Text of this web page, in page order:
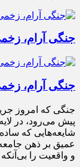
جنگی آرام،
جنگی آرام،
جنگی که امروز
پیش می‌رود، در
شایعه‌هایی که
عمیق بر ذهن
و واقعیت را